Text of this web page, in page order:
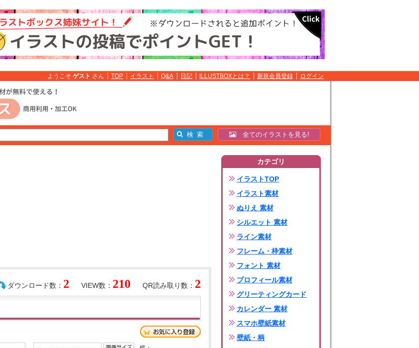
ようこそ ゲスト さん TOP イラスト Q&A 日記 ILLUSTBOXとは？ 新規会員登録 ログイン
全てのイラストを見る!
QR読み取り数： 2
VIEW数： 210
ダウンロード数： 2
カテゴリ
イラストTOP
イラスト素材
ぬりえ 素材
シルエット 素材
ライン素材
フレーム・枠素材
フォント 素材
プロフィール素材
グリーティングカード
カレンダー 素材
スマホ壁紙素材
壁紙・柄